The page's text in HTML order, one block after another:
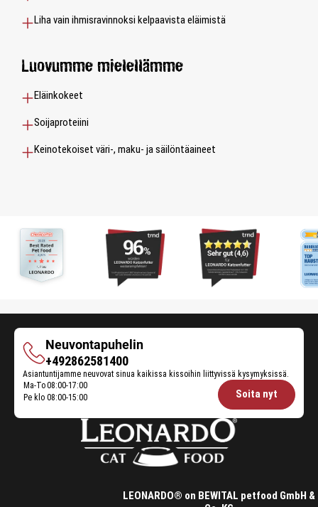
Liha vain ihmisravinnoksi kelpaavista eläimistä
Luovumme mielellämme
Eläinkokeet
Soijaproteiini
Keinotekoiset väri-, maku- ja säilöntäaineet
Neuvontapuhelin
Neuvontapuhelin
+492862581400
Asiantuntijamme neuvovat sinua kaikissa kissoihin liittyvissä kysymyksissä.
Opening
Ma-To08:00-17:00
Pe klo 08:00-15:00 Soita nyt
LEONARDO® on BEWITAL petfood GmbH &